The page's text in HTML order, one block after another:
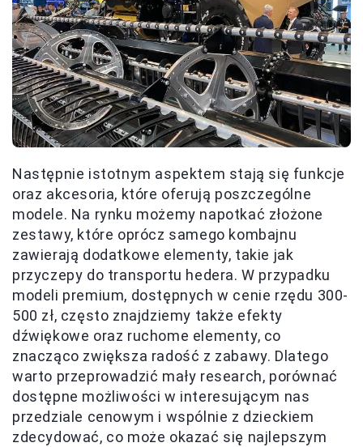
Następnie istotnym aspektem stają się funkcje
oraz akcesoria, które oferują poszczególne
modele. Na rynku możemy napotkać złożone
zestawy, które oprócz samego kombajnu
zawierają dodatkowe elementy, takie jak
przyczepy do transportu hedera. W przypadku
modeli premium, dostępnych w cenie rzędu 300-
500 zł, często znajdziemy także efekty
dźwiękowe oraz ruchome elementy, co
znacząco zwiększa radość z zabawy. Dlatego
warto przeprowadzić mały research, porównać
dostępne możliwości w interesującym nas
przedziale cenowym i wspólnie z dzieckiem
zdecydować, co może okazać się najlepszym